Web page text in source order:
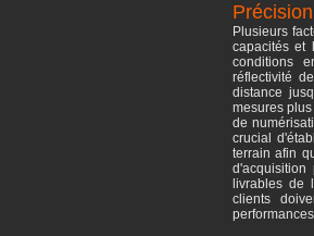
Plusieurs
capacités et
conditions
réflectivité
distance
mesures
de
crucial
terrain afin
livrables de
clients